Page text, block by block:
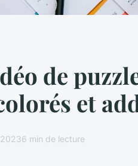
de
et
6 min de lecture